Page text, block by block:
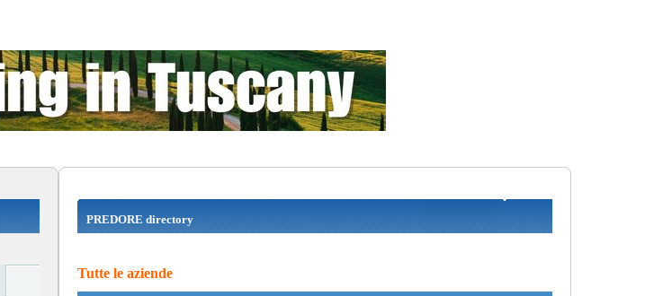
PREDORE directory
Tutte le aziende